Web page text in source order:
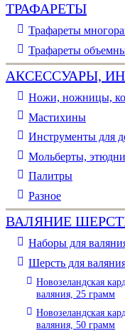
ТРАФАРЕТЫ
Трафареты
Трафареты
АКСЕССУАРЫ,
Ножи, ножницы,
Мастихины
Инструменты для
Мольберты,
Палитры
Разное
ВАЛЯНИЕ
Наборы для
Шерсть для
Новозеландская
валяния, 25 грамм
Новозеландская
валяния, 50 грамм